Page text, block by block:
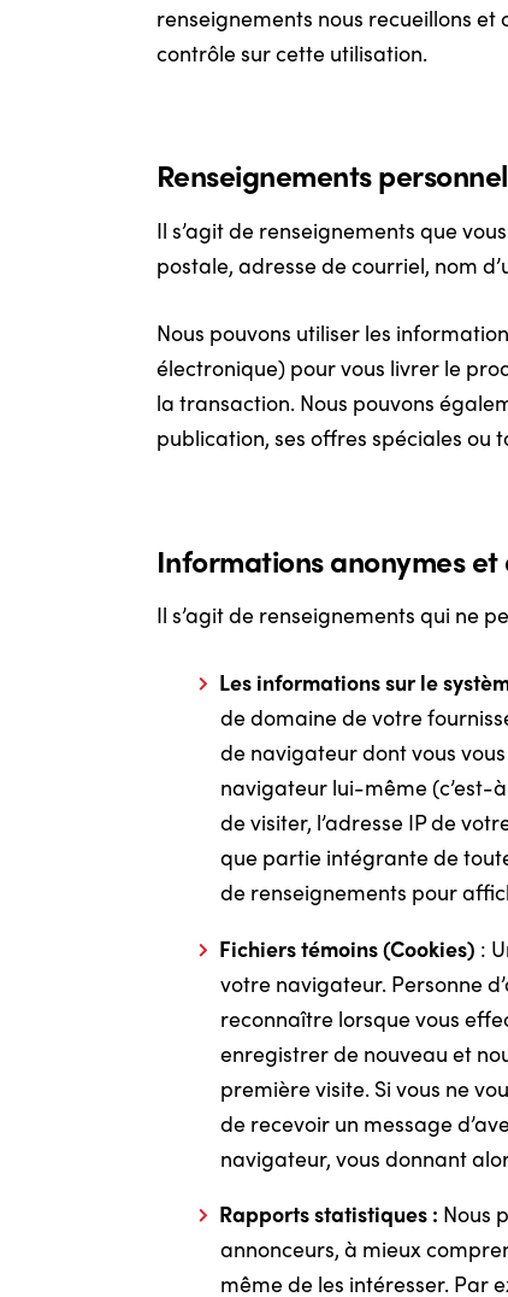
renseignements nous recueillons et
contrôle sur cette utilisation.
Renseignements
Il s’agit de renseignements que
postale, adresse de courriel, nom
Nous pouvons utiliser les
électronique) pour vous livrer le
la transaction. Nous pouvons
publication, ses offres spéciales
Informations anonymes
Il s’agit de renseignements qui ne
Les informations sur le
de domaine de votre
de navigateur dont vous
navigateur lui-même (c’est-
de visiter, l’adresse IP de
que partie intégrante de
de renseignements pour
Fichiers témoins (Cookies) :
votre navigateur. Personne
reconnaître lorsque vous
enregistrer de nouveau et
première visite. Si vous ne
de recevoir un message
navigateur, vous donnant
Rapports statistiques : Nous
annonceurs, à mieux
même de les intéresser. Par